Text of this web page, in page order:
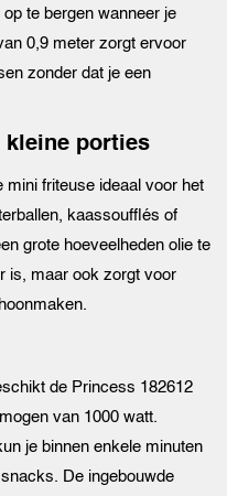
te bergen wanneer je
0,9 meter zorgt ervoor
zonder dat je een
kleine porties
mini friteuse ideaal voor het
kaassoufflés of
grote hoeveelheden olie te
is, maar ook zorgt voor
de Princess 182612
van 1000 watt.
je binnen enkele minuten
De ingebouwde